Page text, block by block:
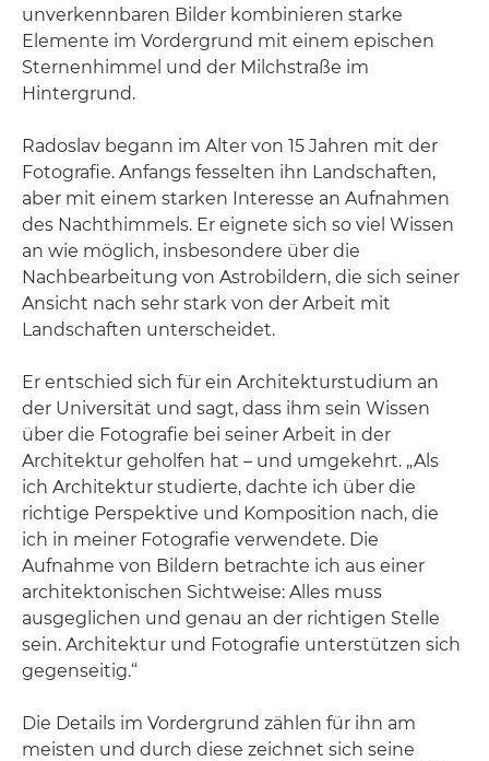
unverkennbaren Bilder kombinieren starke
Elemente im Vordergrund mit einem epischen
Sternenhimmel und der Milchstraße im
Hintergrund.
Radoslav begann im Alter von 15 Jahren mit der
Fotografie. Anfangs fesselten ihn Landschaften,
aber mit einem starken Interesse an Aufnahmen
des Nachthimmels. Er eignete sich so viel Wissen
an wie möglich, insbesondere über die
Nachbearbeitung von Astrobildern, die sich seiner
Ansicht nach sehr stark von der Arbeit mit
Landschaften unterscheidet.
Er entschied sich für ein Architekturstudium an
der Universität und sagt, dass ihm sein Wissen
über die Fotografie bei seiner Arbeit in der
Architektur geholfen hat – und umgekehrt. „Als
ich Architektur studierte, dachte ich über die
richtige Perspektive und Komposition nach, die
ich in meiner Fotografie verwendete. Die
Aufnahme von Bildern betrachte ich aus einer
architektonischen Sichtweise: Alles muss
ausgeglichen und genau an der richtigen Stelle
sein. Architektur und Fotografie unterstützen sich
gegenseitig.“
Die Details im Vordergrund zählen für ihn am
meisten und durch diese zeichnet sich seine